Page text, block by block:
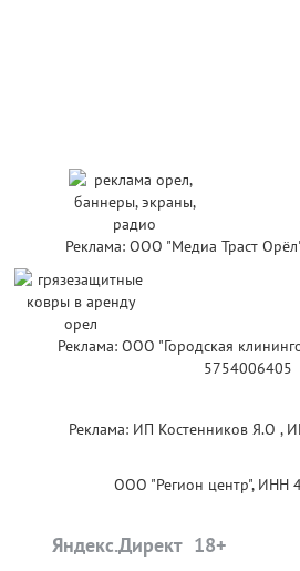
Реклама: ООО "Медиа Траст
Реклама: ООО "Городская
5754006405
Реклама: ИП Костенников Я.О ,
ООО "Регион центр", ИНН
Яндекс.Директ